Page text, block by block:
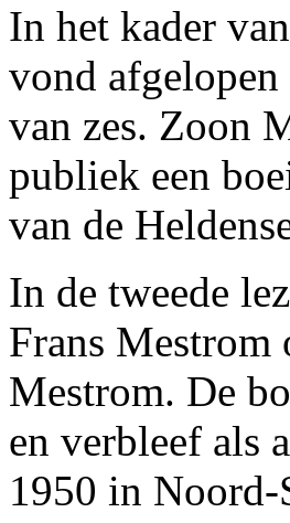
In het kader
vond afgelopen
van zes. Zoon
publiek een
van de
In de tweede
Frans
Mestrom. De
en verbleef als
1950 in Noord-